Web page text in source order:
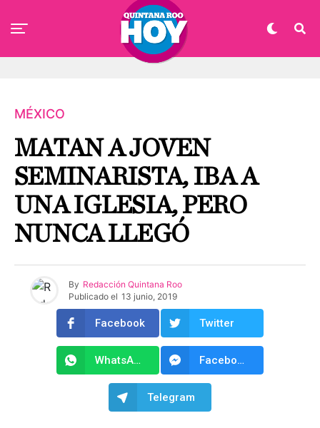
MÉXICO
MATAN A JOVEN
SEMINARISTA, IBA A
UNA IGLESIA, PERO
NUNCA LLEGÓ
By Redacción Quintana Roo
Publicado el 13 junio, 2019
Facebook Twitter
WhatsApp Facebook Messenger
Telegram